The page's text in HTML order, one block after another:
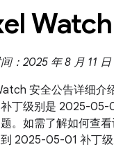
：2025 年 8 月 11 日
安全公告详细介
丁级别是 2025-05-
。如需了解如何查
2025-05-01 补丁